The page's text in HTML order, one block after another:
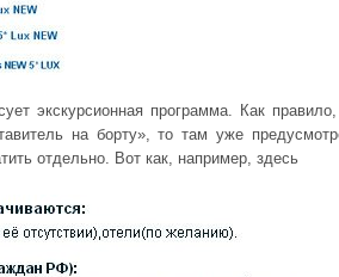
экскурсионная программа. Как
на борту», то там уже
отдельно. Вот как, например, здесь